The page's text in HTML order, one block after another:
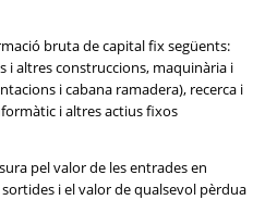
bruta de capital fix següents:
i altres construccions, maquinària i
i cabana ramadera), recerca i
i altres actius fixos
pel valor de les entrades en
i el valor de qualsevol pèrdua